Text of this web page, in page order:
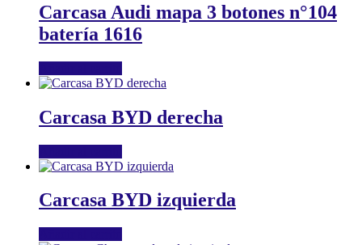
Carcasa Audi mapa 3 botones n°104
batería 1616
Carcasa BYD derecha
Carcasa BYD izquierda